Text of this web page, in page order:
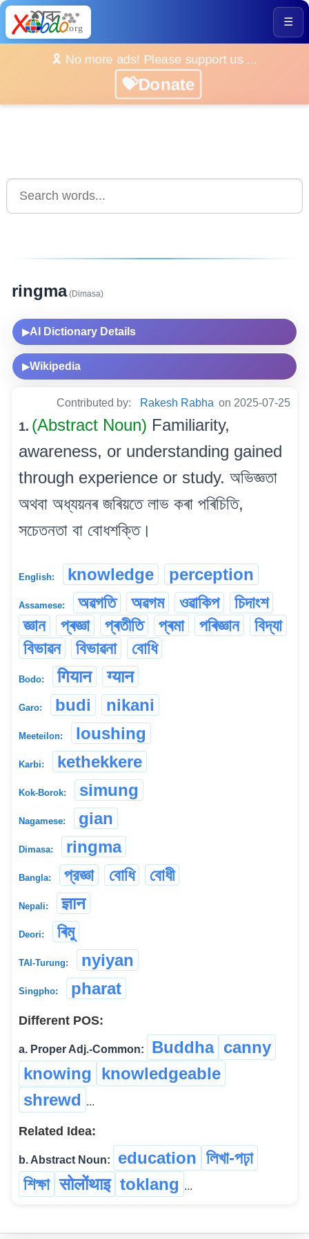
☰
🎗️ No more ads! Please support us ...
💝Donate
ringma(Dimasa)
▶AI Dictionary Details
▶Wikipedia
Contributed by: Rakesh Rabha on 2025-07-25
1. (Abstract Noun) Familiarity,
awareness, or understanding gained
through experience or study. অভিজ্ঞতা
অথবা অধ্যয়নৰ জৰিয়তে লাভ কৰা পৰিচিতি,
সচেতনতা বা বোধশক্তি।
English: knowledge perception
Assamese: অৱগতি অৱগম ওৱাকিপ
চিদাংশ
জ্ঞান
প্ৰজ্ঞা প্ৰতীতি প্ৰমা পৰিজ্ঞান
বিদ্যা
বিভাৱন
বিভাৱনা বোধি
Bodo: गियान ग्यान
Garo: budi nikani
Meeteilon: loushing
Karbi: kethekkere
Kok-Borok: simung
Nagamese: gian
Dimasa: ringma
Bangla: প্রজ্ঞা বোধি বোধী
Nepali: ज्ञान
Deori: ৰিমু
TAI-Turung: nyiyan
Singpho: pharat
Different POS:
a. Proper Adj.-Common: Buddha canny
knowing
knowledgeable
shrewd ...
Related Idea:
b. Abstract Noun: education লিখা-পঢ়া
শিক্ষা सोलोंथाइ toklang ...